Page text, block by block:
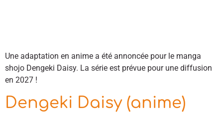
Une adaptation en anime a été annoncée pour le manga
shojo Dengeki Daisy. La série est prévue pour une diffusion
en 2027 !
Dengeki Daisy (anime)